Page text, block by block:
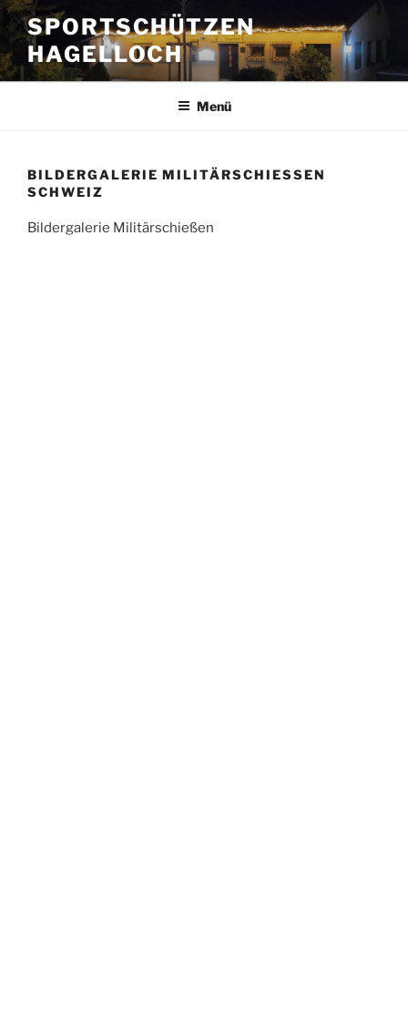
Zum
Inhalt
springen
SPORTSCHÜTZEN
HAGELLOCH
Menü
BILDERGALERIE MILITÄRSCHIESSEN S
CHWEIZ
Bildergalerie Militärschießen